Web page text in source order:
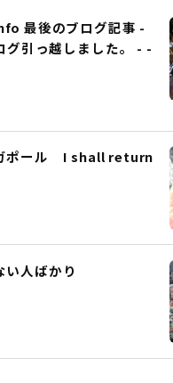
最後のブログ記事 -
引っ越しました。 - -
ポール I shall return
い人ばかり